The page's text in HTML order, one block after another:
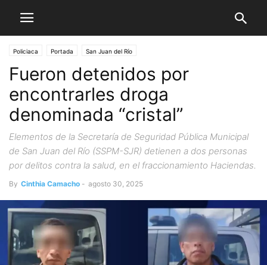
Policiaca Portada San Juan del Río
Fueron detenidos por
encontrarles droga
denominada “cristal”
Elementos de la Secretaría de Seguridad Pública Municipal
de San Juan del Río (SSPM-SJR) detienen a dos personas
por delitos contra la salud, en el fraccionamiento Haciendas.
By Cinthia Camacho - agosto 30, 2025